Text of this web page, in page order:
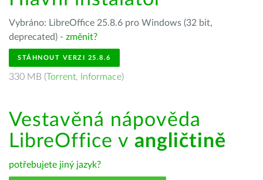
Vybráno: LibreOffice 25.8.6 pro Windows (32 bit,
deprecated) - změnit?
STÁHNOUT VERZI 25.8.6
330 MB (Torrent, Informace)
Vestavěná nápověda
LibreOffice v angličtině
potřebujete jiný jazyk?